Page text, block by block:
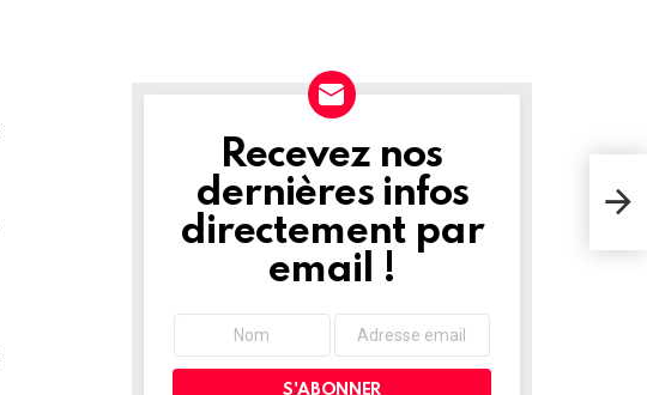
NEWSLETTER
Recevez nos
dernières infos
directement par
email !